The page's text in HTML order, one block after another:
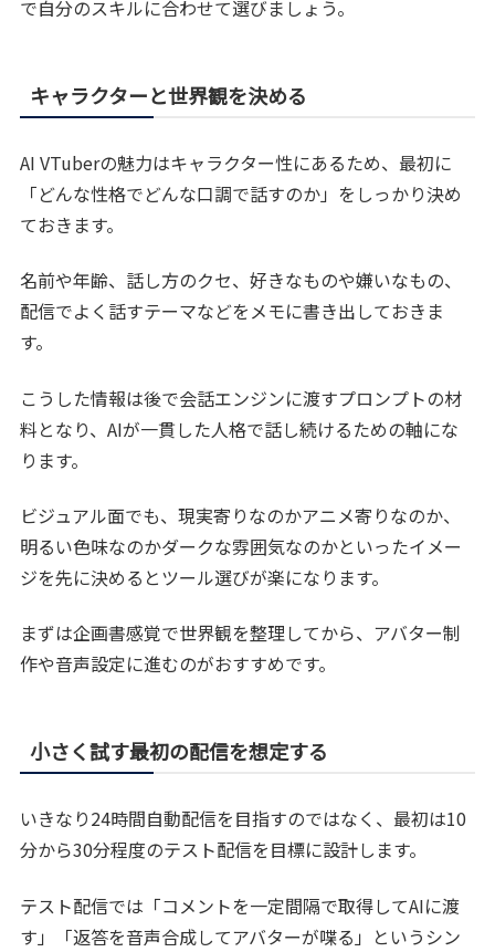
で自分のスキルに合わせて選びましょう。
キャラクターと世界観を決める
AI VTuberの魅力はキャラクター性にあるため、最初に
「どんな性格でどんな口調で話すのか」をしっかり決め
ておきます。
名前や年齢、話し方のクセ、好きなものや嫌いなもの、
配信でよく話すテーマなどをメモに書き出しておきま
す。
こうした情報は後で会話エンジンに渡すプロンプトの材
料となり、AIが一貫した人格で話し続けるための軸にな
ります。
ビジュアル面でも、現実寄りなのかアニメ寄りなのか、
明るい色味なのかダークな雰囲気なのかといったイメー
ジを先に決めるとツール選びが楽になります。
まずは企画書感覚で世界観を整理してから、アバター制
作や音声設定に進むのがおすすめです。
小さく試す最初の配信を想定する
いきなり24時間自動配信を目指すのではなく、最初は10
分から30分程度のテスト配信を目標に設計します。
テスト配信では「コメントを一定間隔で取得してAIに渡
す」「返答を音声合成してアバターが喋る」というシン